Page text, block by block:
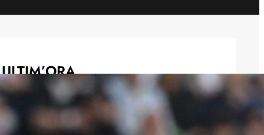
ULTIM’ORA
Gazzi e il legame con Bari: “Sempre
nel mio cuore, spero si rialzi presto”
29 Maggio 2026